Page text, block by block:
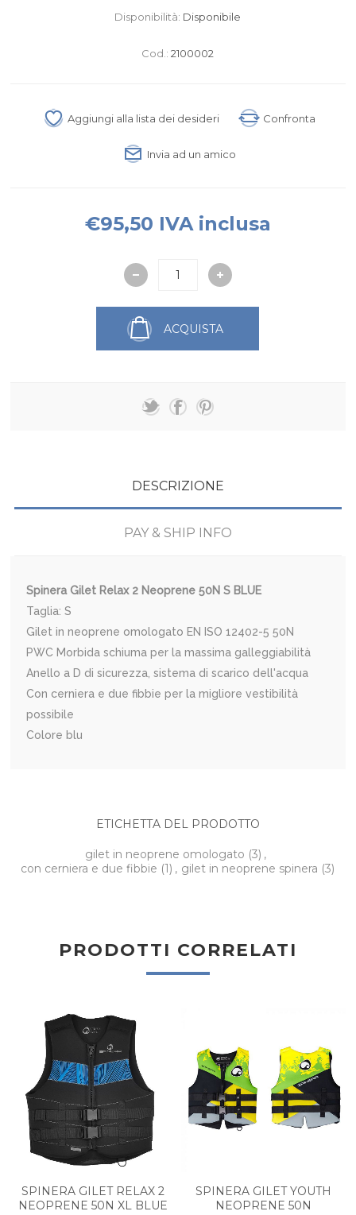
Disponibilità: Disponibile
Cod.: 2100002
Aggiungi alla lista dei desideri Confronta
Invia ad un amico
€95,50 IVA inclusa
ACQUISTA
DESCRIZIONE
PAY & SHIP INFO
Spinera Gilet Relax 2 Neoprene 50N S BLUE
Taglia: S
Gilet in neoprene omologato EN ISO 12402-5 50N
PWC Morbida schiuma per la massima galleggiabilità
Anello a D di sicurezza, sistema di scarico dell'acqua
Con cerniera e due fibbie per la migliore vestibilità
possibile
Colore blu
ETICHETTA DEL PRODOTTO
gilet in neoprene omologato (3) ,
con cerniera e due fibbie (1) , gilet in neoprene spinera (3)
PRODOTTI CORRELATI
SPINERA GILET RELAX 2
NEOPRENE 50N XL BLUE
SPINERA GILET YOUTH
NEOPRENE 50N